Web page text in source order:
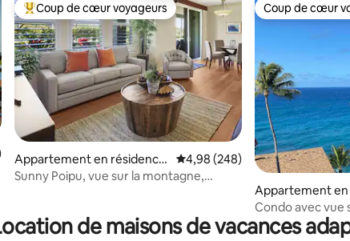
sur la base de 120 commentaires : 4,93 sur 5
Coups de cœur voyageurs les plus appréciés
Coup de cœur voyageurs
Appartement en résidence
⋅ Koloa
Évaluation moyenne sur la
4,98 (248)
Sunny Poipu, vue sur la montagne,
Coup de cœur
Coup de cœur
Appartement en
Koloa
Condo avec vue
l'océan et
de maisons de vacances